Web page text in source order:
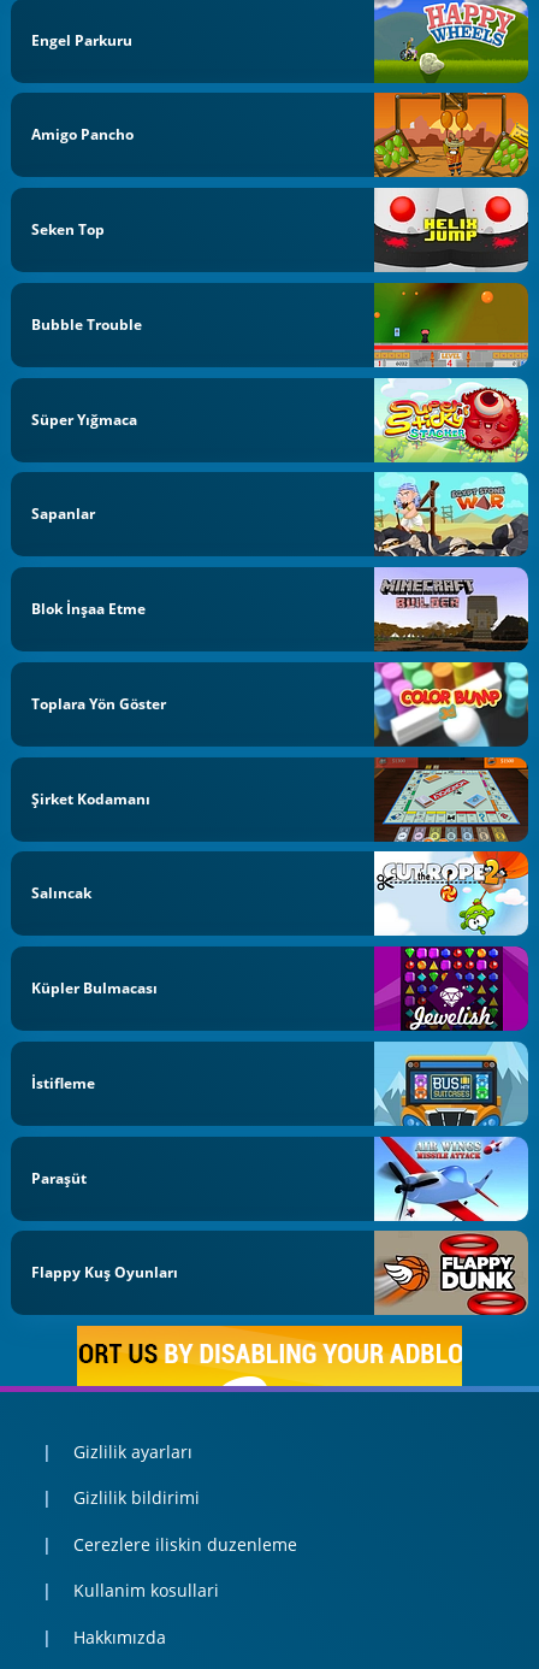
Engel Parkuru
Amigo Pancho
Seken Top
Bubble Trouble
Süper Yığmaca
Sapanlar
Blok İnşaa Etme
Toplara Yön Göster
Şirket Kodamanı
Salıncak
Küpler Bulmacası
İstifleme
Paraşüt
Flappy Kuş Oyunları
Gizlilik ayarları
Gizlilik bildirimi
Cerezlere iliskin duzenleme
Kullanim kosullari
Hakkımızda